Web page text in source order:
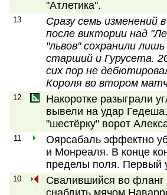
"Атлетика".
13
Сразу семь
после виктории над
"львов" сохранили
старший и Гурусета.
сих пор не
Короля во втором
12
Накоротке разыграли
вывели на удар
"шестёрку" ворот
11
Оярсабаль эффектно
и Монреаля. В конце
пределы поля. Первый
10
Свалившийся во фланг
снабдить мячом